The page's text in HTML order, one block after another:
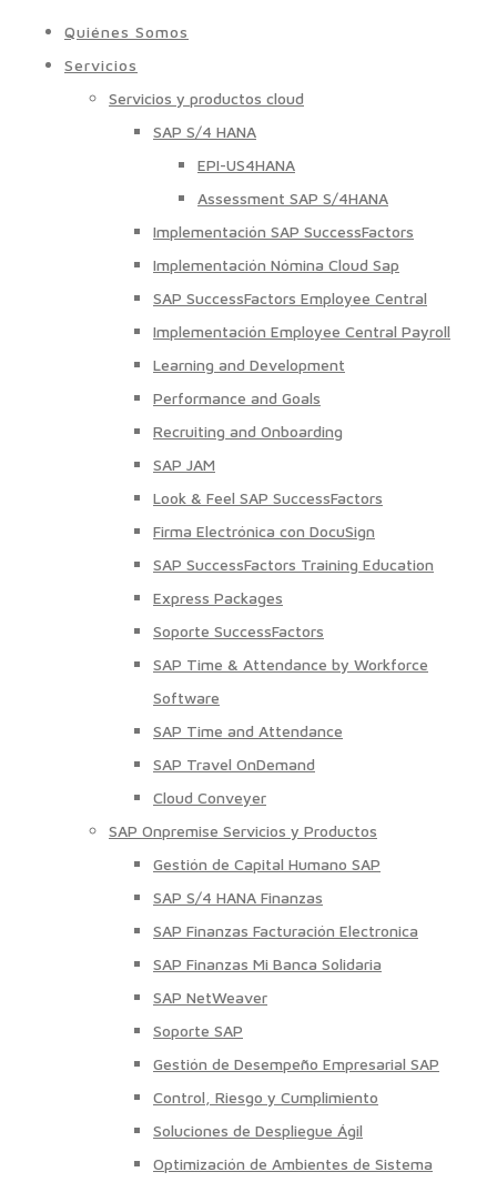
Quiénes Somos
Servicios
Servicios y productos cloud
SAP S/4 HANA
EPI-US4HANA
Assessment SAP S/4HANA
Implementación SAP SuccessFactors
Implementación Nómina Cloud Sap
SAP SuccessFactors Employee Central
Implementación Employee Central Payroll
Learning and Development
Performance and Goals
Recruiting and Onboarding
SAP JAM
Look & Feel SAP SuccessFactors
Firma Electrónica con DocuSign
SAP SuccessFactors Training Education
Express Packages
Soporte SuccessFactors
SAP Time & Attendance by Workforce
Software
SAP Time and Attendance
SAP Travel OnDemand
Cloud Conveyer
SAP Onpremise Servicios y Productos
Gestión de Capital Humano SAP
SAP S/4 HANA Finanzas
SAP Finanzas Facturación Electronica
SAP Finanzas Mi Banca Solidaria
SAP NetWeaver
Soporte SAP
Gestión de Desempeño Empresarial SAP
Control, Riesgo y Cumplimiento
Soluciones de Despliegue Ágil
Optimización de Ambientes de Sistema